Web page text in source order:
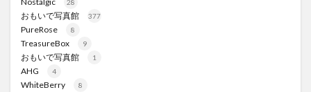
28
おもいで写真館 377
PureRose 8
TreasureBox 9
おもいで写真館 1
AHG 4
WhiteBerry 8